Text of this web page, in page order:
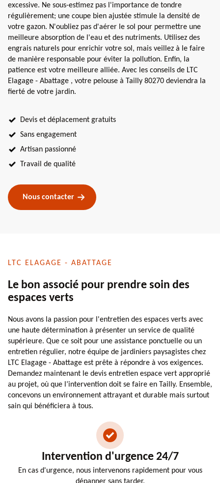
excessive. Ne sous-estimez pas l'importance de tondre
régulièrement; une coupe bien ajustée stimule la densité de
votre gazon. N'oubliez pas d'aérer le sol pour permettre une
meilleure absorption de l'eau et des nutriments. Utilisez des
engrais naturels pour enrichir votre sol, mais veillez à le faire
de manière responsable pour éviter la pollution. Enfin, la
patience est votre meilleure alliée. Avec les conseils de LTC
Elagage - Abattage , votre pelouse à Tailly 80270 deviendra la
fierté de votre jardin.
Devis et déplacement gratuits
Sans engagement
Artisan passionné
Travail de qualité
Nous contacter
LTC ELAGAGE - ABATTAGE
Le bon associé pour prendre soin des
espaces verts
Nous avons la passion pour l'entretien des espaces verts avec
une haute détermination à présenter un service de qualité
supérieure. Que ce soit pour une assistance ponctuelle ou un
entretien régulier, notre équipe de jardiniers paysagistes chez
LTC Elagage - Abattage est prête à répondre à vos exigences.
Demandez maintenant le devis entretien espace vert approprié
au projet, où que l’intervention doit se faire en Tailly. Ensemble,
concevons un environnement attrayant et durable mais surtout
sain qui bénéficiera à tous.
Intervention d'urgence 24/7
En cas d'urgence, nous intervenons rapidement pour vous
dépanner sans tarder.